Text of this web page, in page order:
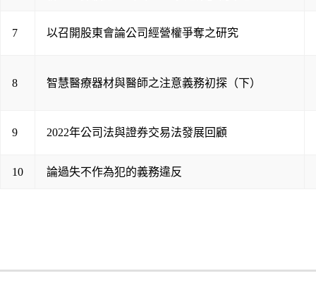
7 以召開股東會論公司經營權爭奪之研究
8 智慧醫療器材與醫師之注意義務初探（下）
9 2022年公司法與證券交易法發展回顧
10 論過失不作為犯的義務違反